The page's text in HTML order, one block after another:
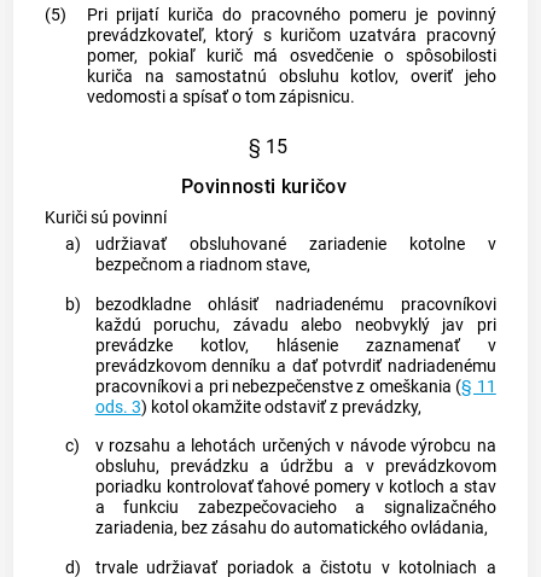
(5)
Pri prijatí kuriča do pracovného pomeru je povinný
prevádzkovateľ, ktorý s kuričom uzatvára pracovný
pomer, pokiaľ kurič má osvedčenie o spôsobilosti
kuriča na samostatnú obsluhu kotlov, overiť jeho
vedomosti a spísať o tom zápisnicu.
§ 15
Povinnosti kuričov
Kuriči sú povinní
a)
udržiavať obsluhované zariadenie kotolne v
bezpečnom a riadnom stave,
b)
bezodkladne ohlásiť nadriadenému pracovníkovi
každú poruchu, závadu alebo neobvyklý jav pri
prevádzke kotlov, hlásenie zaznamenať v
prevádzkovom denníku a dať potvrdiť nadriadenému
pracovníkovi a pri nebezpečenstve z omeškania (§ 11
ods. 3) kotol okamžite odstaviť z prevádzky,
c)
v rozsahu a lehotách určených v návode výrobcu na
obsluhu, prevádzku a údržbu a v prevádzkovom
poriadku kontrolovať ťahové pomery v kotloch a stav
a funkciu zabezpečovacieho a signalizačného
zariadenia, bez zásahu do automatického ovládania,
d)
trvale udržiavať poriadok a čistotu v kotolniach a